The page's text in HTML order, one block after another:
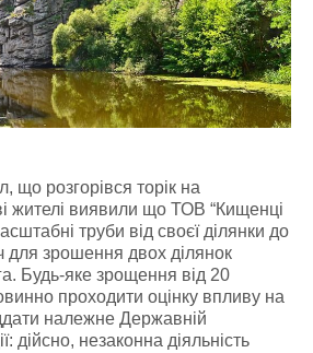
що розгорівся торік на
жителі виявили що ТОВ “Кищенці
труби від своєї ділянки до
для зрошення двох ділянок
Будь-яке зрощення від 20
проходити оцінку впливу на
належне Державній
дійсно, незаконна діяльність